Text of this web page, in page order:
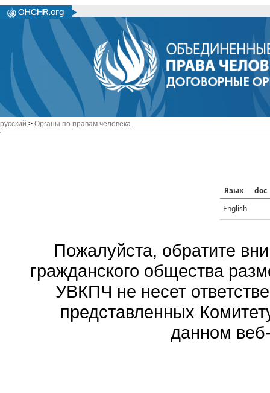
русский > Органы по правам человека
Язык
doc
English
Пожалуйста, обратите
гражданского общества
УВКПЧ не несет
представленных
данном